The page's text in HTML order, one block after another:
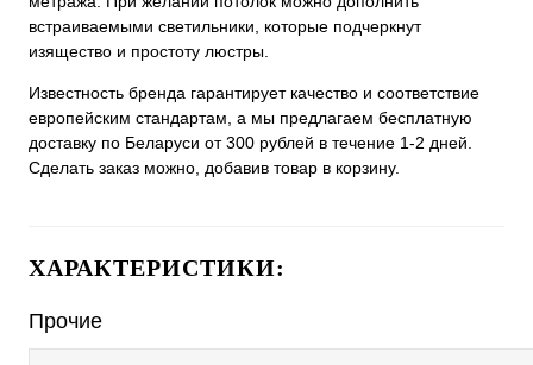
встраиваемыми светильники, которые подчеркнут
изящество и простоту люстры.
Известность бренда гарантирует качество и соответствие
европейским стандартам, а мы предлагаем бесплатную
доставку по Беларуси от 300 рублей в течение 1-2 дней.
Сделать заказ можно, добавив товар в корзину.
ХАРАКТЕРИСТИКИ:
Прочие